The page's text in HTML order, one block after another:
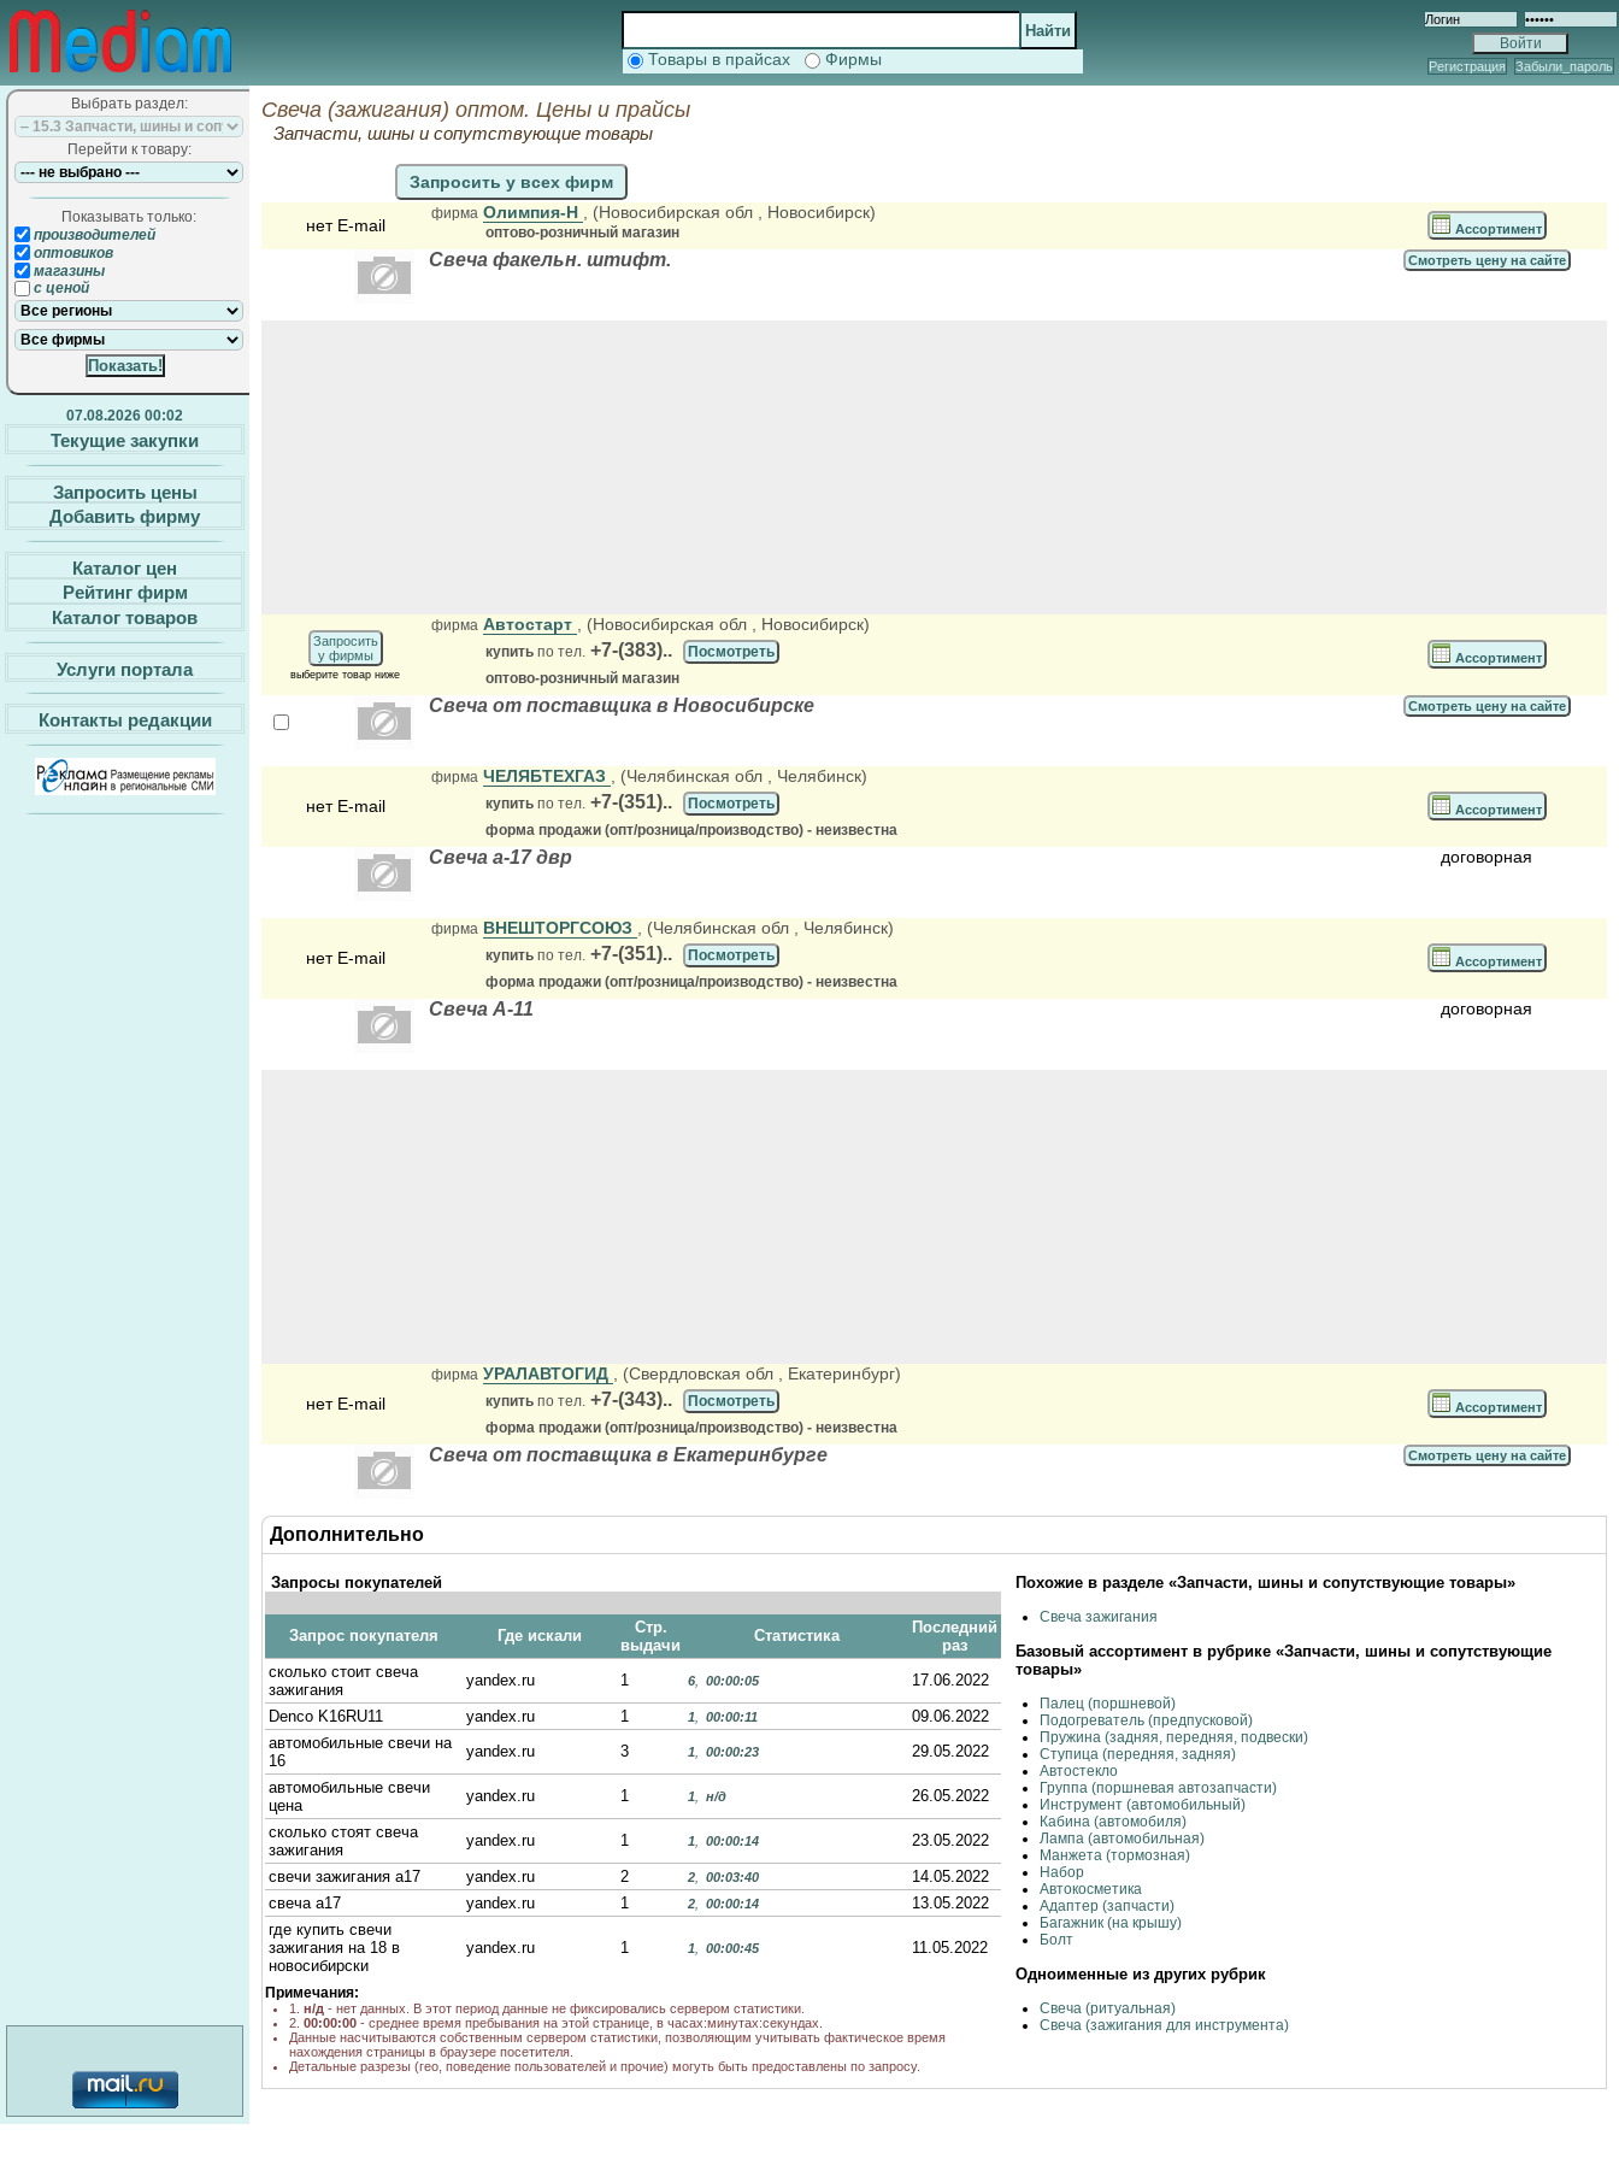
Товары в прайсах Фирмы Регистрация Забыли_пароль
Выбрать раздел:
Перейти к товару:
Показывать только:
производителей
оптовиков
магазины
с ценой
07.08.2026 00:02
Текущие закупки
Запросить цены
Добавить фирму
Каталог цен
Рейтинг фирм
Каталог товаров
Услуги портала
Контакты редакции
Свеча (зажигания) оптом. Цены и прайсы
Запчасти, шины и сопутствующие товары
Запросить у всех фирм
нет E-mail
фирма Олимпия-Н , (Новосибирская обл , Новосибирск)
оптово-розничный магазин Ассортимент
Свеча факельн. штифт. Смотреть цену на сайте
Запросить
у фирмы
выберите товар ниже
фирма Автостарт , (Новосибирская обл , Новосибирск)
купить по тел. +7-(383)..
Посмотреть
оптово-розничный магазин
Ассортимент
Свеча от поставщика в Новосибирске Смотреть цену на сайте
нет E-mail
фирма ЧЕЛЯБТЕХГАЗ , (Челябинская обл , Челябинск)
купить по тел. +7-(351)..
Посмотреть
форма продажи (опт/розница/производство) - неизвестна
Ассортимент
Свеча а-17 двр договорная
нет E-mail
фирма ВНЕШТОРГСОЮЗ , (Челябинская обл , Челябинск)
купить по тел. +7-(351)..
Посмотреть
форма продажи (опт/розница/производство) - неизвестна
Ассортимент
Свеча А-11 договорная
нет E-mail
фирма УРАЛАВТОГИД , (Свердловская обл , Екатеринбург)
купить по тел. +7-(343)..
Посмотреть
форма продажи (опт/розница/производство) - неизвестна
Ассортимент
Свеча от поставщика в Екатеринбурге Смотреть цену на сайте
Дополнительно
Запросы покупателей
Запрос покупателя Где искали
Стр.
выдачи
Статистика
Последний
раз
сколько стоит свеча
зажигания
yandex.ru 1 6 00:00:05
17.06.2022
Denco K16RU11
yandex.ru 1 1 00:00:11
09.06.2022
автомобильные свечи на
16
yandex.ru 3 1 00:00:23
29.05.2022
автомобильные свечи
цена
yandex.ru 1 1 н/д
26.05.2022
сколько стоят свеча
зажигания
yandex.ru 1 1 00:00:14
23.05.2022
свечи зажигания а17
yandex.ru 2 2 00:03:40
14.05.2022
свеча а17
yandex.ru 1 2 00:00:14
13.05.2022
где купить свечи
зажигания на 18 в
новосибирски
yandex.ru 1 1 00:00:45 11.05.2022
где купить в
новосибирске denso
fk16hr11
yandex.ru 1 5,00:01:03
04.05.2022
где купить свечи
yandex.ru,
н/д 8,00:01:09
14.04.2022
Примечания:
1. н/д - нет данных. В этот период данные не фиксировались сервером статистики.
2. 00:00:00 - среднее время пребывания на этой странице, в часах:минутах:секундах.
Данные насчитываются собственным сервером статистики, позволяющим учитывать фактическое время
нахождения страницы в браузере посетителя.
Детальные разрезы (гео, поведение пользователей и прочие) могуть быть предоставлены по запросу.
Похожие в разделе «Запчасти, шины и сопутствующие товары»
Свеча зажигания
Базовый ассортимент в рубрике «Запчасти, шины и сопутствующие
товары»
Палец (поршневой)
Подогреватель (предпусковой)
Пружина (задняя, передняя, подвески)
Ступица (передняя, задняя)
Автостекло
Группа (поршневая автозапчасти)
Инструмент (автомобильный)
Кабина (автомобиля)
Лампа (автомобильная)
Манжета (тормозная)
Набор
Автокосметика
Адаптер (запчасти)
Багажник (на крышу)
Болт
Одноименные из других рубрик
Свеча (ритуальная)
Свеча (зажигания для инструмента)